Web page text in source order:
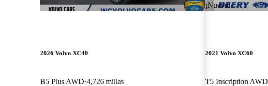
2026 Volvo XC40
B5 Plus AWD 4,726 millas
¡Nuevo!
2021 Volvo XC60
T5 Inscription AWD